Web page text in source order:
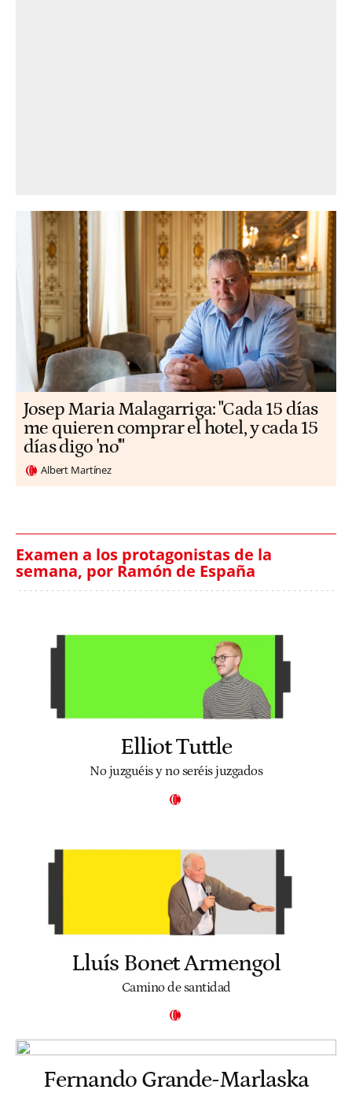
​​Josep Maria Malagarriga: "Cada 15 días
me quieren comprar el hotel, y cada 15
días digo 'no'"
Albert Martínez
Examen a los protagonistas de la
semana, por Ramón de España
Elliot Tuttle
No juzguéis y no seréis juzgados
Lluís Bonet Armengol
Camino de santidad
Fernando Grande-Marlaska